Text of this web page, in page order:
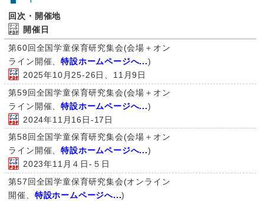
回次・開催地
開催日
第60回全国学童保育研究集会(会場＋オン
ライン開催、特設ホームページへ...)
2025年10月25-26日、11月9日
第59回全国学童保育研究集会(会場＋オン
ライン開催、特設ホームページへ...)
2024年11月16日-17日
第58回全国学童保育研究集会(会場＋オン
ライン開催、特設ホームページへ...)
2023年11月４日-５日
第57回全国学童保育研究集会(オンライン
開催、 特設ホームページへ...)